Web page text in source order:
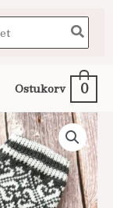
Ostukorv 0